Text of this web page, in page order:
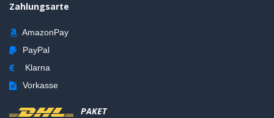
Zahlungsarte
AmazonPay
PayPal
Klarna
Vorkasse
PAKET